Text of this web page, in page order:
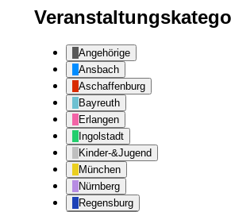
Angehörige
Ansbach
Aschaffenburg
Bayreuth
Erlangen
Ingolstadt
Kinder-&Jugend
München
Nürnberg
Regensburg